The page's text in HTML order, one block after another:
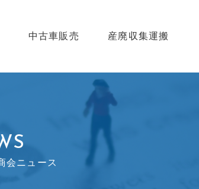
中古車販売 産廃収集運搬
会ニュース